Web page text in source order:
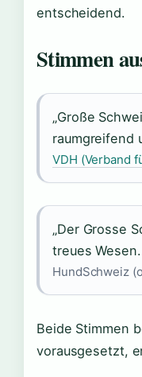
entscheidend.
Stimmen
„Große
raumgreifend
VDH (Verband
„Der Grosse
treues
HundSchweiz
Beide Stimmen
vorausgesetzt,